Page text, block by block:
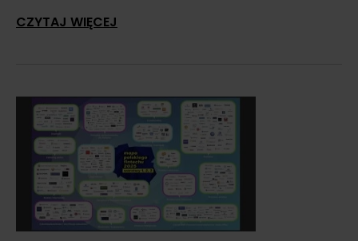
CZYTAJ WIĘCEJ